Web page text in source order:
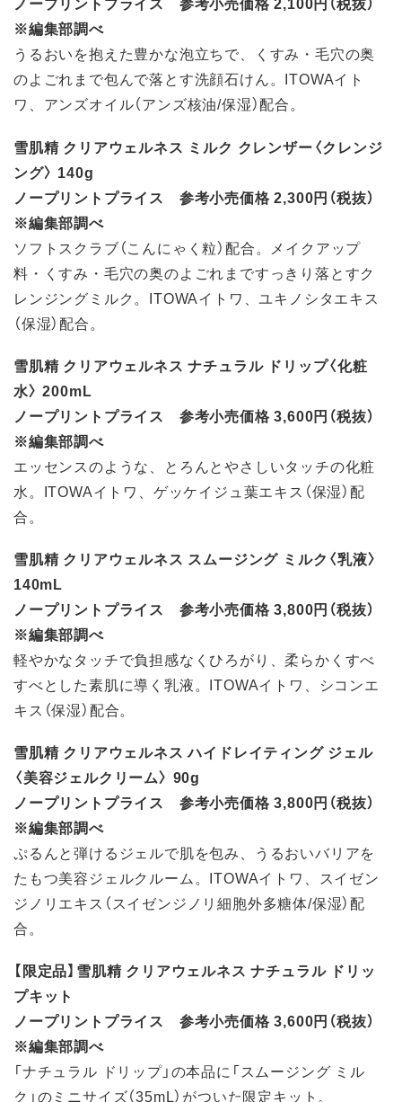
※編集部調べ
うるおいを抱えた豊かな泡立ちで、くすみ・毛穴の奥
のよごれまで包んで落とす洗顔石けん。ITOWAイト
ワ、アンズオイル（アンズ核油/保湿）配合。
雪肌精 クリアウェルネス ミルク クレンザー〈クレンジ
ング〉 140g
ノープリントプライス 参考小売価格 2,300円（税抜）
※編集部調べ
ソフトスクラブ（こんにゃく粒）配合。メイクアップ
料・くすみ・毛穴の奥のよごれまですっきり落とすク
レンジングミルク。ITOWAイトワ、ユキノシタエキス
（保湿）配合。
雪肌精 クリアウェルネス ナチュラル ドリップ〈化粧
水〉 200mL
ノープリントプライス 参考小売価格 3,600円（税抜）
※編集部調べ
エッセンスのような、とろんとやさしいタッチの化粧
水。ITOWAイトワ、ゲッケイジュ葉エキス（保湿）配
合。
雪肌精 クリアウェルネス スムージング ミルク〈乳液〉
140mL
ノープリントプライス 参考小売価格 3,800円（税抜）
※編集部調べ
軽やかなタッチで負担感なくひろがり、柔らかくすべ
すべとした素肌に導く乳液。ITOWAイトワ、シコンエ
キス（保湿）配合。
雪肌精 クリアウェルネス ハイドレイティング ジェル
〈美容ジェルクリーム〉 90g
ノープリントプライス 参考小売価格 3,800円（税抜）
※編集部調べ
ぷるんと弾けるジェルで肌を包み、うるおいバリアを
たもつ美容ジェルクルーム。ITOWAイトワ、スイゼン
ジノリエキス（スイゼンジノリ細胞外多糖体/保湿）配
合。
【限定品】雪肌精 クリアウェルネス ナチュラル ドリッ
プキット
ノープリントプライス 参考小売価格 3,600円（税抜）
※編集部調べ
「ナチュラル ドリップ」の本品に「スムージング ミル
ク」のミニサイズ（35mL）がついた限定キット。